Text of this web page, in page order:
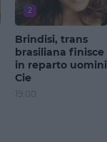
2
Brindisi, trans
brasiliana finisce
in reparto uomini
Cie
19:00